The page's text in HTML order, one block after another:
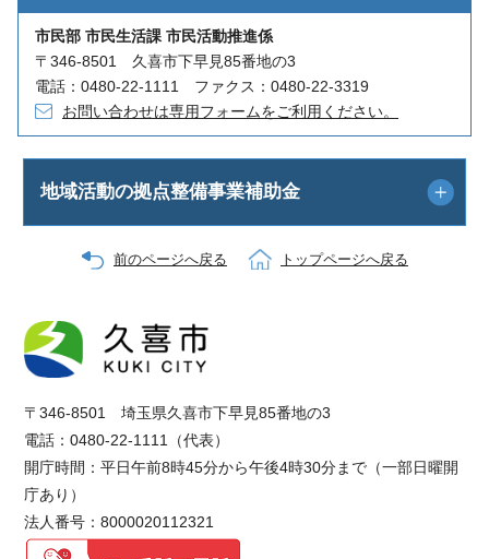
市民部 市民生活課 市民活動推進係
〒346-8501 久喜市下早見85番地の3
電話：0480-22-1111 ファクス：0480-22-3319
お問い合わせは専用フォームをご利用ください。
地域活動の拠点整備事業補助金
前のページへ戻る トップページへ戻る
〒346-8501 埼玉県久喜市下早見85番地の3
電話：0480-22-1111（代表）
開庁時間：平日午前8時45分から午後4時30分まで（一部日曜開
庁あり）
法人番号：8000020112321